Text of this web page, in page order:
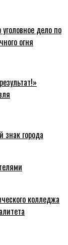
дело по
огня
знак города
колледжа